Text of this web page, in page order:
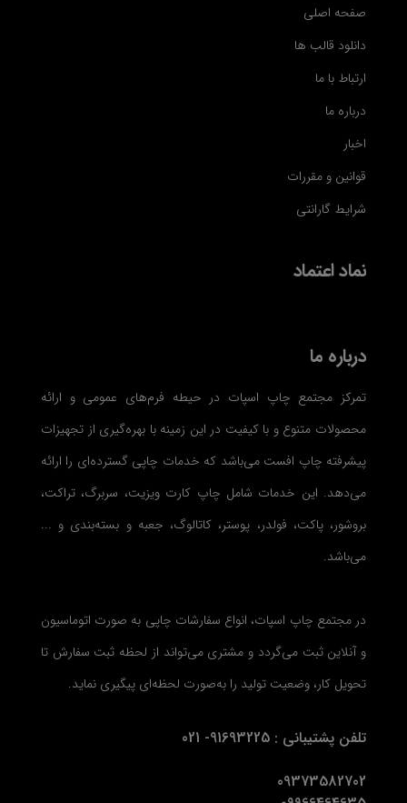
صفحه اصلی
دانلود قالب ها
ارتباط با ما
درباره ما
اخبار
قوانین و مقررات
شرایط گارانتی
نماد اعتماد
درباره ما
تمرکز مجتمع چاپ اسپات در حیطه فرم‌های عمومی و ارائه
محصولات متنوع و با کیفیت در این زمینه با بهره‌گیری از تجهیزات
پیشرفته چاپ افست می‌باشد که خدمات چاپی گسترده‌ای را ارائه
می‌دهد. این خدمات شامل چاپ کارت ویزیت، سربرگ، تراکت،
بروشور، پاکت، فولدر، پوستر، کاتالوگ، جعبه و بسته‌بندی و ...
می‌باشد.
در مجتمع چاپ اسپات، انواع سفارشات چاپی به صورت اتوماسیون
و آنلاین ثبت می‌گردد و مشتری می‌تواند از لحظه ثبت سفارش تا
تحویل کار، وضعیت تولید را به‌صورت لحظه‌ای پیگیری نماید.
تلفن پشتیبانی : 91693225- 021
09373582702